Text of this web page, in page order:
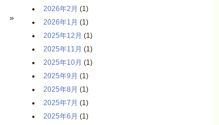
»
2026年2月 (1)
2026年1月 (1)
2025年12月 (1)
2025年11月 (1)
2025年10月 (1)
2025年9月 (1)
2025年8月 (1)
2025年7月 (1)
2025年6月 (1)